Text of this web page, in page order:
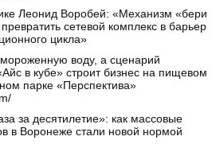
Леонид Воробей: «Механизм «бери
сетевой комплекс в барьер
цикла»
воду, а сценарий
в кубе» строит бизнес на пищевом
парке «Перспектива»
за десятилетие»: как массовые
в Воронеже стали новой нормой